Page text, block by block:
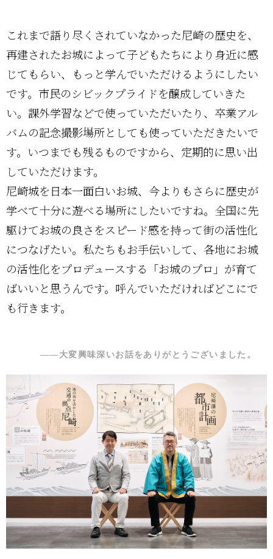
これまで語り尽くされていなかった尼崎の歴史を、
再建されたお城によって子どもたちにより身近に感
じてもらい、もっと学んでいただけるようにしたい
です。市民のシビックプライドを醸成していきた
い。課外学習などで使っていただいたり、卒業アル
バムの記念撮影場所としても使っていただきたいで
す。いつまでも残るものですから、定期的に思い出
していただけます。
尼崎城を日本一面白いお城、今よりもさらに歴史が
学べて十分に遊べる場所にしたいですね。全国に先
駆けてお城の良さをスピード感を持って街の活性化
につなげたい。私たちもお手伝いして、各地にお城
の活性化をプロデュースする「お城のプロ」が育て
ばいいと思うんです。呼んでいただければどこにで
も行きます。
――大変興味深いお話をありがとうございました。